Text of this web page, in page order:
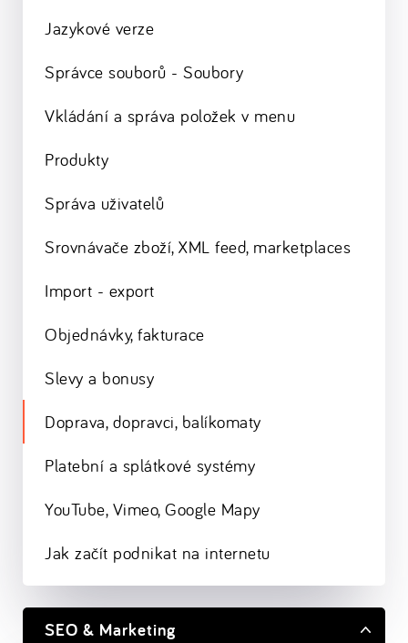
Jazykové verze
Správce souborů - Soubory
Vkládání a správa položek v menu
Produkty
Správa uživatelů
Srovnávače zboží, XML feed, marketplaces
Import - export
Objednávky, fakturace
Slevy a bonusy
Doprava, dopravci, balíkomaty
Platební a splátkové systémy
YouTube, Vimeo, Google Mapy
Jak začít podnikat na internetu
SEO & Marketing